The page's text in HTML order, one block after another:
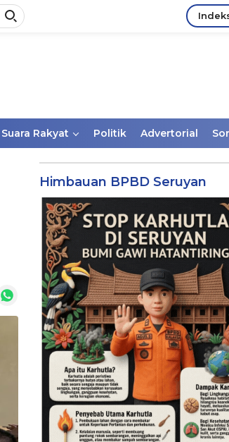
Suara Rakyat Politik Advertorial
Himbauan BPBD Seruyan